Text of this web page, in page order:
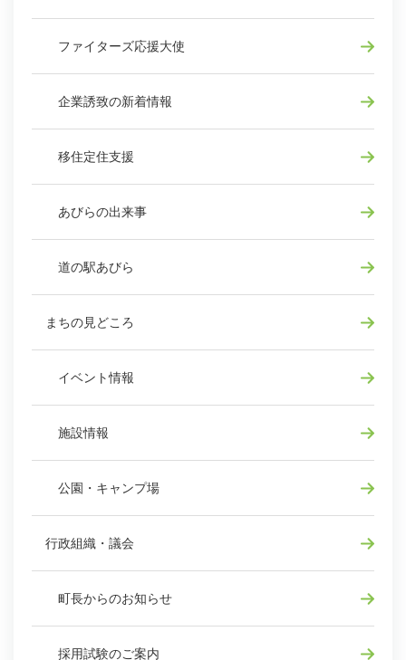
ファイターズ応援大使
企業誘致の新着情報
移住定住支援
あびらの出来事
道の駅あびら
まちの見どころ
イベント情報
施設情報
公園・キャンプ場
行政組織・議会
町長からのお知らせ
採用試験のご案内